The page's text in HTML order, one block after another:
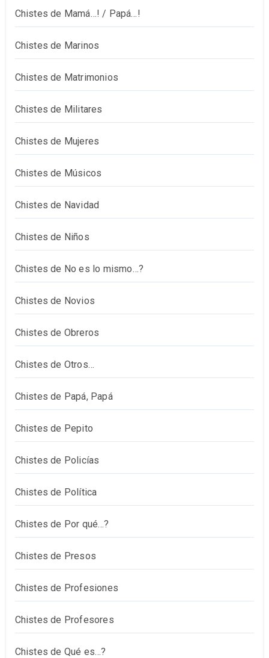
Chistes de Mamá…! / Papá…!
Chistes de Marinos
Chistes de Matrimonios
Chistes de Militares
Chistes de Mujeres
Chistes de Músicos
Chistes de Navidad
Chistes de Niños
Chistes de No es lo mismo…?
Chistes de Novios
Chistes de Obreros
Chistes de Otros…
Chistes de Papá, Papá
Chistes de Pepito
Chistes de Policías
Chistes de Política
Chistes de Por qué…?
Chistes de Presos
Chistes de Profesiones
Chistes de Profesores
Chistes de Qué es…?